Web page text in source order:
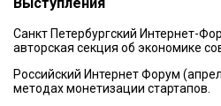
Санкт Петербургский Интернет-
авторская секция об экономике
Российский Интернет Форум
методах монетизации стартапов.